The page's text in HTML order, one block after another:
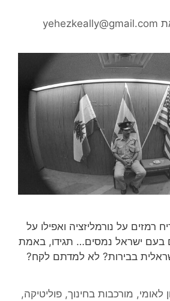
yehezkeally@gmail.com
רמזים על נורמליזציה ואפילו על
בעם ישראל נמסים… תגידו, באמת
בבירות? לא למדתם לקח?
לאומי, מורכבות בחינוך,פוליטיקה,